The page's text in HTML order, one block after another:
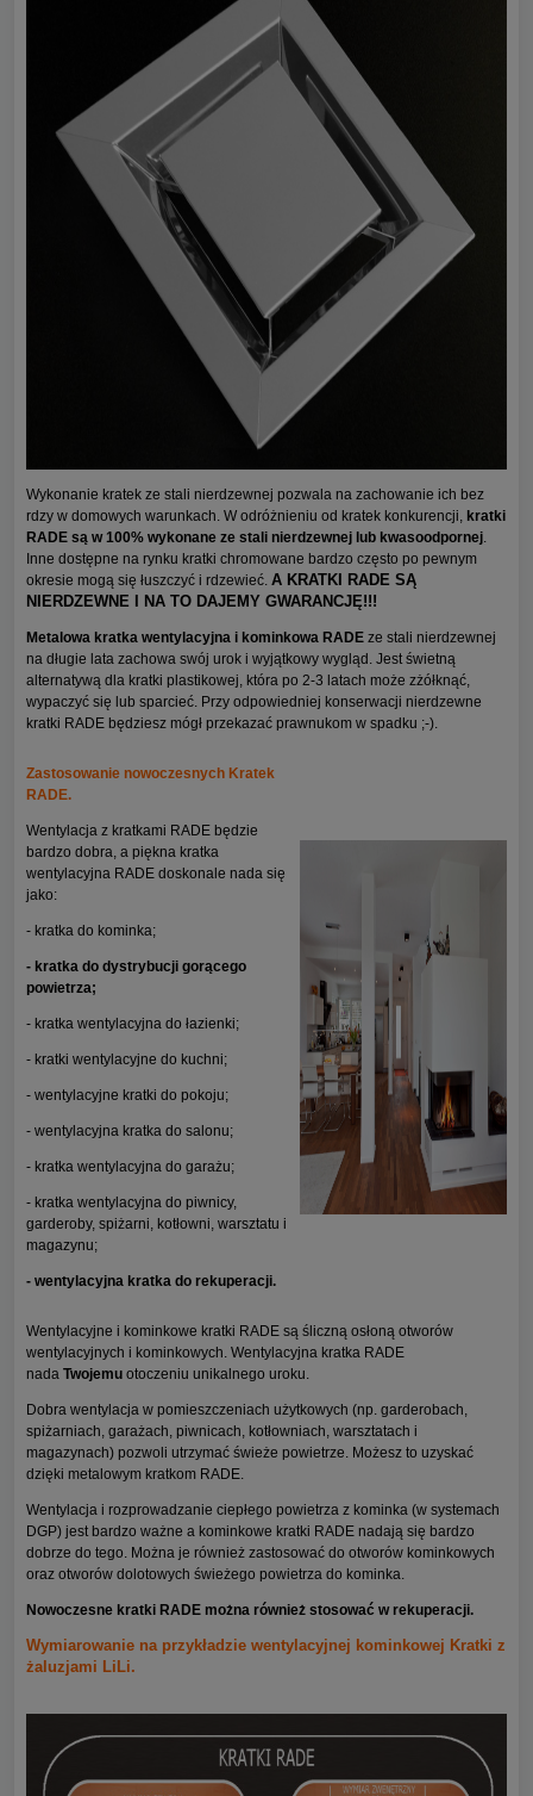
Wykonanie kratek ze stali nierdzewnej pozwala na zachowanie ich bez
rdzy w domowych warunkach. W odróżnieniu od kratek konkurencji, kratki
RADE są w 100% wykonane ze stali nierdzewnej lub kwasoodpornej.
Inne dostępne na rynku kratki chromowane bardzo często po pewnym
okresie mogą się łuszczyć i rdzewieć. A KRATKI RADE SĄ
NIERDZEWNE I NA TO DAJEMY GWARANCJĘ!!!
Metalowa kratka wentylacyjna i kominkowa RADE ze stali nierdzewnej
na długie lata zachowa swój urok i wyjątkowy wygląd. Jest świetną
alternatywą dla kratki plastikowej, która po 2-3 latach może zżółknąć,
wypaczyć się lub sparcieć. Przy odpowiedniej konserwacji nierdzewne
kratki RADE będziesz mógł przekazać prawnukom w spadku ;-).
Zastosowanie nowoczesnych Kratek
RADE.
Wentylacja z kratkami RADE będzie
bardzo dobra, a piękna kratka
wentylacyjna RADE doskonale nada się
jako:
- kratka do kominka;
- kratka do dystrybucji gorącego
powietrza;
- kratka wentylacyjna do łazienki;
- kratki wentylacyjne do kuchni;
- wentylacyjne kratki do pokoju;
- wentylacyjna kratka do salonu;
- kratka wentylacyjna do garażu;
- kratka wentylacyjna do piwnicy,
garderoby, spiżarni, kotłowni, warsztatu i
magazynu;
- wentylacyjna kratka do rekuperacji.
Wentylacyjne i kominkowe kratki RADE są śliczną osłoną otworów
wentylacyjnych i kominkowych. Wentylacyjna kratka RADE
nada Twojemu otoczeniu unikalnego uroku.
Dobra wentylacja w pomieszczeniach użytkowych (np. garderobach,
spiżarniach, garażach, piwnicach, kotłowniach, warsztatach i
magazynach) pozwoli utrzymać świeże powietrze. Możesz to uzyskać
dzięki metalowym kratkom RADE.
Wentylacja i rozprowadzanie ciepłego powietrza z kominka (w systemach
DGP) jest bardzo ważne a kominkowe kratki RADE nadają się bardzo
dobrze do tego. Można je również zastosować do otworów kominkowych
oraz otworów dolotowych świeżego powietrza do kominka.
Nowoczesne kratki RADE można również stosować w rekuperacji.
Wymiarowanie na przykładzie wentylacyjnej kominkowej Kratki z
żaluzjami LiLi.